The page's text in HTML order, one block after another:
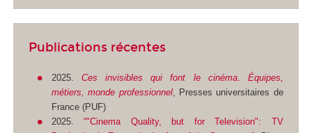
Publications récentes
2025. Ces invisibles qui font le cinéma. Équipes,
métiers, monde professionnel, Presses universitaires de
France (PUF)
2025.“"Cinema Quality, but for Television": TV